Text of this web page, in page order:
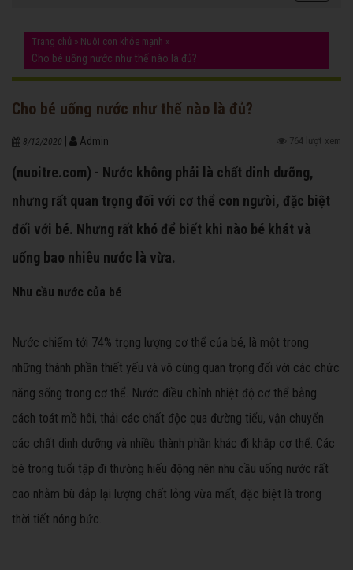
Trang chủ » Nuôi con khỏe mạnh »
Cho bé uống nước như thế nào là đủ?
Cho bé uống nước như thế nào là đủ?
8/12/2020 Admin 764 lượt xem
(nuoitre.com) - Nước không phải là chất dinh dưỡng,
nhưng rất quan trọng đối với cơ thể con ngưòi, đặc biệt
đối với bé. Nhưng rất khó để biết khi nào bé khát và
uống bao nhiêu nước là vừa.
Nhu cầu nước của bé
Nước chiếm tới 74% trọng lượng cơ thể của bé, là một trong
những thành phần thiết yếu và vô cùng quan trọng đối với các chức
năng sống trong cơ thể. Nước điều chỉnh nhiệt độ cơ thể bằng
cách toát mồ hôi, thải các chất độc qua đường tiểu, vận chuyển
các chất dinh dưỡng và nhiều thành phần khác đi khắp cơ thể. Các
bé trong tuổi tập đi thường hiếu động nên nhu cầu uống nước rất
cao nhằm bù đắp lại lượng chất lỏng vừa mất, đặc biệt là trong
thời tiết nóng bức.